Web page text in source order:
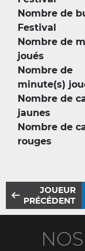
Nombre de
Festival
Nombre de
joués
Nombre de
minute(s)
Nombre de
jaunes
Nombre de
rouges
JOUEUR
PRÉCÉDENT